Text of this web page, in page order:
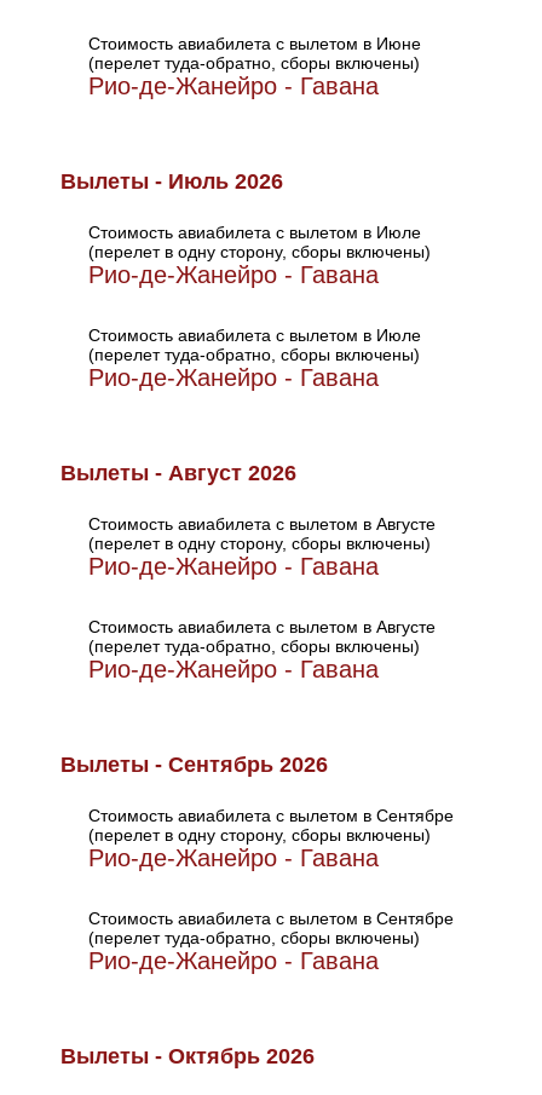
Стоимость авиабилета с вылетом в Июне
(перелет туда-обратно, сборы включены)
Рио-де-Жанейро - Гавана
Вылеты - Июль 2026
Стоимость авиабилета с вылетом в Июле
(перелет в одну сторону, сборы включены)
Рио-де-Жанейро - Гавана
Стоимость авиабилета с вылетом в Июле
(перелет туда-обратно, сборы включены)
Рио-де-Жанейро - Гавана
Вылеты - Август 2026
Стоимость авиабилета с вылетом в Августе
(перелет в одну сторону, сборы включены)
Рио-де-Жанейро - Гавана
Стоимость авиабилета с вылетом в Августе
(перелет туда-обратно, сборы включены)
Рио-де-Жанейро - Гавана
Вылеты - Сентябрь 2026
Стоимость авиабилета с вылетом в Сентябре
(перелет в одну сторону, сборы включены)
Рио-де-Жанейро - Гавана
Стоимость авиабилета с вылетом в Сентябре
(перелет туда-обратно, сборы включены)
Рио-де-Жанейро - Гавана
Вылеты - Октябрь 2026